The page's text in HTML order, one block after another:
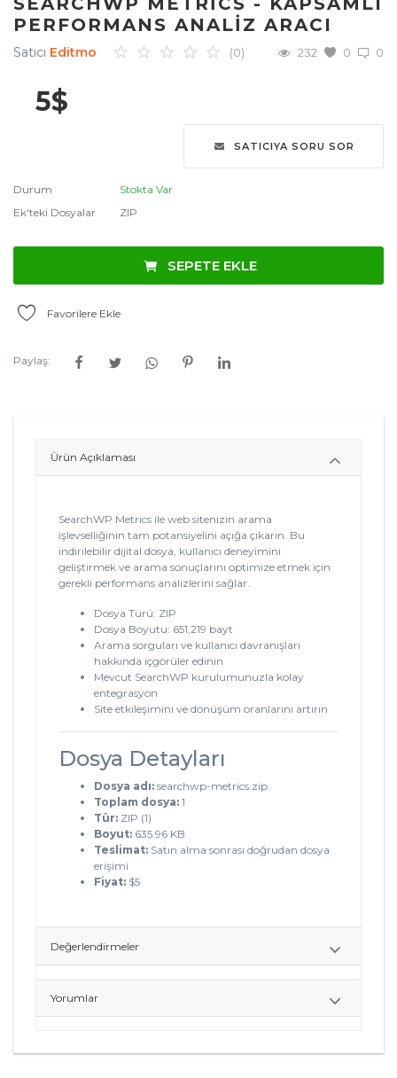
İletişim
Üye Ol
English Türkçe العربية
Deutsch
PERFORMANS ANALIZ ARACI
Satıcı Editmo 0
(0) 0
232
5$
SATICIYA SORU SOR
Durum
Stokta Var
Ek'teki Dosyalar
ZIP
SEPETE EKLE
Favorilere Ekle
Paylaş:
Ürün Açıklaması
SearchWP Metrics ile web sitenizin arama
işlevselliğinin tam potansiyelini açığa çıkarın. Bu
indirilebilir dijital dosya, kullanıcı deneyimini
geliştirmek ve arama sonuçlarını optimize etmek için
gerekli performans analizlerini sağlar.
Dosya Türü: ZIP
Dosya Boyutu: 651,219 bayt
Arama sorguları ve kullanıcı davranışları
hakkında içgörüler edinin
Mevcut SearchWP kurulumunuzla kolay
entegrasyon
Site etkileşimini ve dönüşüm oranlarını artırın
Dosya Detayları
Dosya adı: searchwp-metrics.zip
Toplam dosya: 1
Tür: ZIP (1)
Boyut: 635.96 KB
Teslimat: Satın alma sonrası doğrudan dosya
erişimi
Fiyat: $5
Değerlendirmeler
Yorumlar